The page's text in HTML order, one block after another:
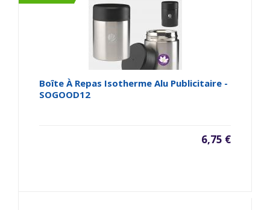
Boîte À Repas Isotherme Alu Publicitaire -
SOGOOD12
6,75 €